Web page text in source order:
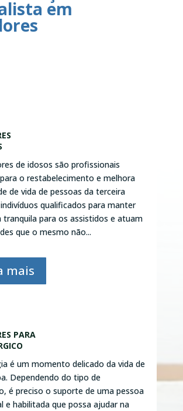
em
de idosos são profissionais
o restabelecimento e melhora
de vida de pessoas da terceira
qualificados para manter
tranquila para os assistidos e atuam
que o mesmo não...
mais
PARA
é um momento delicado da vida de
Dependendo do tipo de
é preciso o suporte de uma pessoa
e habilitada que possa ajudar na